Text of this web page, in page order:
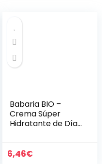
Babaria BIO –
Crema Súper
Hidratante de Día,
Hialurónico, para
6,46€